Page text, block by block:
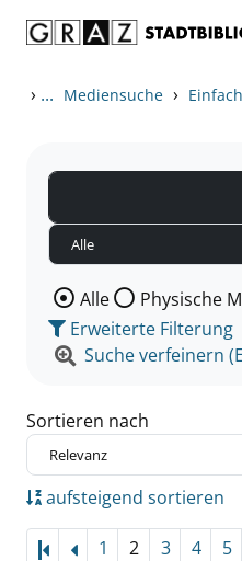
› ... Mediensuche ›
Wählen Sie die
Alle Physische
Erweiterte Filterung
Suche verfeinern
Sortieren nach
aufsteigend sortieren
1 2 3 4 5